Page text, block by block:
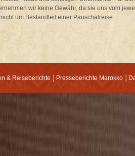
wir keine Gewähr, da sie uns vom
um Bestandteil einer Pauschalreise.
& Reiseberichte Presseberichte Marokko